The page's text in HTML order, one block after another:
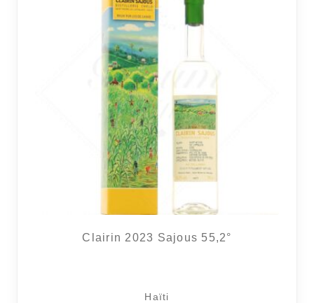
Clairin 2023 Sajous 55,2°
Haïti